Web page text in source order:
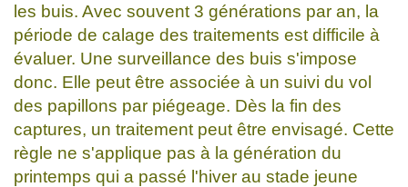
les buis. Avec souvent 3 générations par an, la
période de calage des traitements est difficile à
évaluer. Une surveillance des buis s'impose
donc. Elle peut être associée à un suivi du vol
des papillons par piégeage. Dès la fin des
captures, un traitement peut être envisagé. Cette
règle ne s'applique pas à la génération du
printemps qui a passé l'hiver au stade jeune